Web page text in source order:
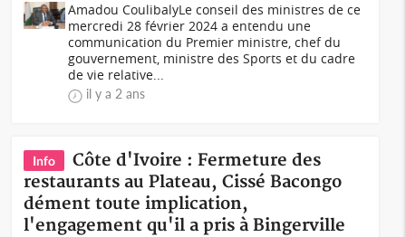
Amadou CoulibalyLe conseil des ministres de ce
mercredi 28 février 2024 a entendu une
communication du Premier ministre, chef du
gouvernement, ministre des Sports et du cadre
de vie relative...
il y a 2 ans
Info
Côte d'Ivoire : Fermeture des
restaurants au Plateau, Cissé Bacongo
dément toute implication,
l'engagement qu'il a pris à Bingerville